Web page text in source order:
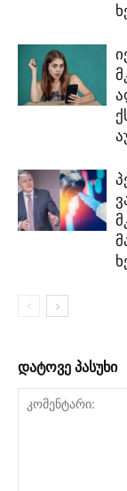
დატოვე პასუხი